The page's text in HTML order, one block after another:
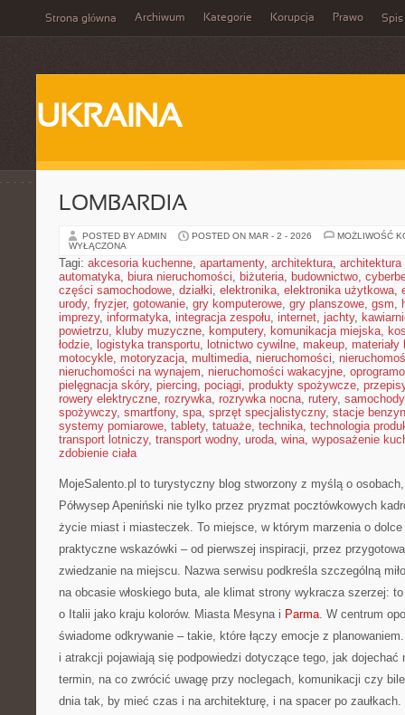
Strona główna Archiwum Kategorie Korupcja Prawo Spis
UKRAINA
LOMBARDIA
POSTED BY ADMIN POSTED ON MAR - 2 - 2026
MOŻLIWOŚĆ
WYŁĄCZONA
Tagi: akcesoria kuchenne, apartamenty, architektura, architektura
automatyka, biura nieruchomości, biżuteria, budownictwo,
części samochodowe, działki, elektronika, elektronika użytkowa,
urody, fryzjer, gotowanie, gry komputerowe, gry planszowe, gsm,
imprezy, informatyka, integracja zespołu, internet, jachty,
powietrzu, kluby muzyczne, komputery, komunikacja miejska,
łodzie, logistyka transportu, lotnictwo cywilne, makeup, materiały
motocykle, motoryzacja, multimedia, nieruchomości,
nieruchomości na wynajem, nieruchomości wakacyjne,
pielęgnacja skóry, piercing, pociągi, produkty spożywcze,
rowery elektryczne, rozrywka, rozrywka nocna, rutery, samochody
spożywczy, smartfony, spa, sprzęt specjalistyczny, stacje
systemy pomiarowe, tablety, tatuaże, technika, technologia
transport lotniczy, transport wodny, uroda, wina, wyposażenie
zdobienie ciała
MojeSalento.pl to turystyczny blog stworzony z myślą o
Półwysep Apeniński nie tylko przez pryzmat pocztówkowych
życie miast i miasteczek. To miejsce, w którym marzenia o
praktyczne wskazówki – od pierwszej inspiracji, przez
zwiedzanie na miejscu. Nazwa serwisu podkreśla szczególną
na obcasie włoskiego buta, ale klimat strony wykracza szerzej:
o Italii jako kraju kolorów. Miasta Mesyna i Parma. W centrum
świadome odkrywanie – takie, które łączy emocje z
i atrakcji pojawiają się podpowiedzi dotyczące tego, jak
termin, na co zwrócić uwagę przy noclegach, komunikacji czy
dnia tak, by mieć czas i na architekturę, i na spacer po